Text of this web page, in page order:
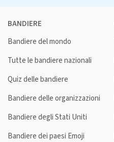
BANDIERE
Bandiere del mondo
Tutte le bandiere nazionali
Quiz delle bandiere
Bandiere delle organizzazioni
Bandiere degli Stati Uniti
Bandiere dei paesi Emoji